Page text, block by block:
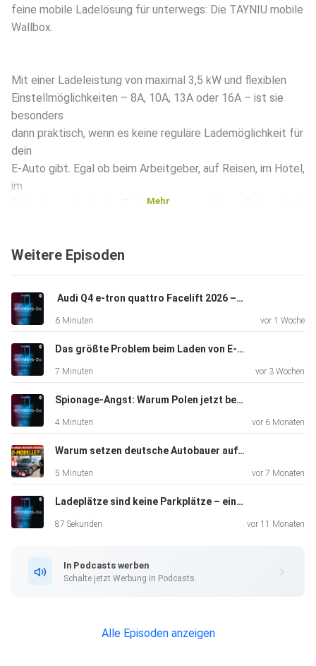
feine mobile Ladelösung für unterwegs: Die TAYNIU mobile
Wallbox.
Mit einer Ladeleistung von maximal 3,5 kW und flexiblen
Einstellmöglichkeiten – 8A, 10A, 13A oder 16A – ist sie
besonders
dann praktisch, wenn es keine reguläre Lademöglichkeit für
dein
E-Auto gibt. Egal ob beim Arbeitgeber, auf Reisen, im Hotel,
im
Ferienhaus oder in der Ferienwohnung – dieses Teil macht’s
Im Stand-by verbraucht sie gerade mal 3 Watt – also auch
da
wirklich
aus?
Oder sollte man lieber gleich zur 7 kW-Variante greifen, die
Mehr
Weitere Episoden
️ Audi Q4 e-tron quattro Facelift 2026 – Woran erkennt man das neue Modell?
6 Minuten vor 1 Woche
Das größte Problem beim Laden von E-Autos? Der Mensch am Steuer
7 Minuten vor 3 Wochen
Spionage-Angst: Warum Polen jetzt bestimmte E-Autos verbietet
4 Minuten vor 6 Monaten
Warum setzen deutsche Autobauer auf Abo-Modelle?
5 Minuten vor 7 Monaten
Ladeplätze sind keine Parkplätze – ein Appell an alle E-Auto-Fahrer
87 Sekunden vor 11 Monaten
In Podcasts werben
Schalte jetzt Werbung in Podcasts.
Alle Episoden anzeigen